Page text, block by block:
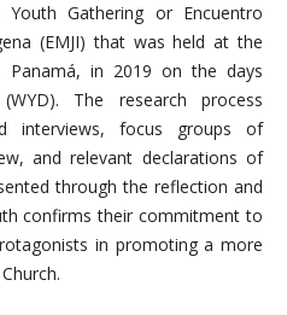
Youth Gathering or Encuentro
(EMJI) that was held at the
Panamá, in 2019 on the days
The research process
interviews, focus groups of
and relevant declarations of
through the reflection and
confirms their commitment to
in promoting a more